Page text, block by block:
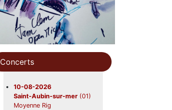
Concerts
10-08-2026
Saint-Aubin-sur-mer (01)
Moyenne Rig